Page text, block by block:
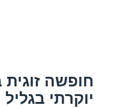
חופשה
יוקרתי בגליל